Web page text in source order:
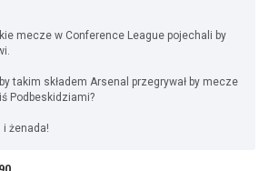
mecze w Conference League pojechali by
takim składem Arsenal przegrywał by mecze
Podbeskidziami?
i żenada!